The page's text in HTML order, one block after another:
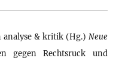
analyse & kritik (Hg.) Neue
gegen Rechtsruck und